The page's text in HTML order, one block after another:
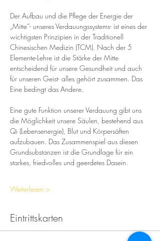
Der Aufbau und die Pflege der Energie der
„Mitte“- unseres Verdauungssystems- ist eines der
wichtigsten Prinzipien in der Traditionell
Chinesischen Medizin (TCM). Nach der 5
Elemente-Lehre ist die Stärke der Mitte
entscheidend für unsere Gesundheit und auch
für unseren Geist- alles gehört zusammen. Das
Eine bedingt das Andere.
Eine gute Funktion unserer Verdauung gibt uns
die Möglichkeit unsere Säulen, bestehend aus
Qi (Lebensenergie), Blut und Körpersäften
aufzubauen. Das Zusammenspiel aus diesen
Grundsubstanzen ist die Grundlage für ein
starkes, friedvolles und geerdetes Dasein.
Weiterlesen >
Eintrittskarten